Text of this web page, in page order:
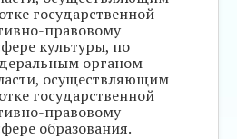
государственной
правовому
культуры, по
органом
осуществляющим
государственной
правовому
образования.